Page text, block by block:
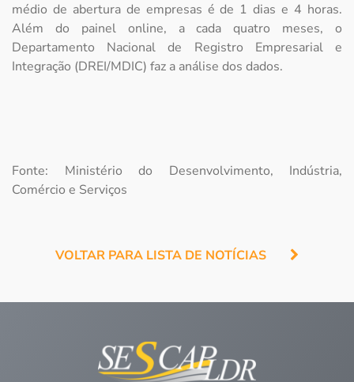
médio de abertura de empresas é de 1 dias e 4 horas.
Além do painel online, a cada quatro meses, o
Departamento Nacional de Registro Empresarial e
Integração (DREI/MDIC) faz a análise dos dados.
Fonte: Ministério do Desenvolvimento, Indústria,
Comércio e Serviços
VOLTAR PARA LISTA DE NOTÍCIAS